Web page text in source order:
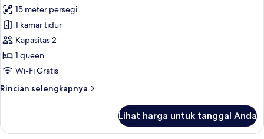
Forest
View
untuk
Double
Room
with
Balcony
Sea
15 meter persegi
1 kamar tidur
Kapasitas 2
1 queen
Wi-Fi Gratis
Rincian selengkapnya
Rincian
Double
Lihat harga untuk tanggal Anda